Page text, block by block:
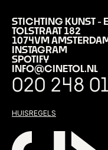
STICHTING KUNST -
TOLSTRAAT 182
1074VM
INSTAGRAM
SPOTIFY
INFO@CINETOL.NL
020 248
HUISREGELS